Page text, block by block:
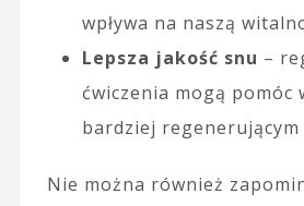
wpływa na naszą
Lepsza jakość snu –
ćwiczenia mogą pomóc
bardziej regenerującym
Nie można również